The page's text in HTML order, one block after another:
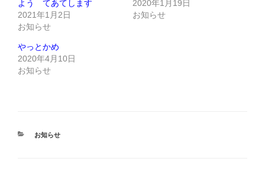
よう てあてします
2021年1月2日
お知らせ
2020年1月19日
お知らせ
やっとかめ
2020年4月10日
お知らせ
カ
お知らせ